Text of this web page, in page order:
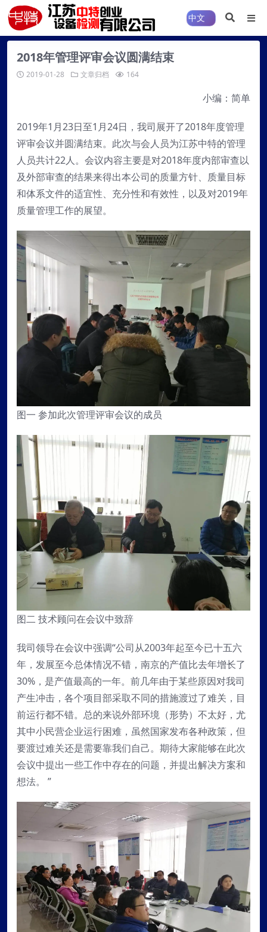
2018年管理评审会议圆满结束
2019-01-28 文章归档 164
小编：简单
2019年1月23日至1月24日，我司展开了2018年度管理
评审会议并圆满结束。此次与会人员为江苏中特的管理
人员共计22人。会议内容主要是对2018年度内部审查以
及外部审查的结果来得出本公司的质量方针、质量目标
和体系文件的适宜性、充分性和有效性，以及对2019年
质量管理工作的展望。
图一 参加此次管理评审会议的成员
图二 技术顾问在会议中致辞
我司领导在会议中强调“公司从2003年起至今已十五六
年，发展至今总体情况不错，南京的产值比去年增长了
30%，是产值最高的一年。前几年由于某些原因对我司
产生冲击，各个项目部采取不同的措施渡过了难关，目
前运行都不错。总的来说外部环境（形势）不太好，尤
其中小民营企业运行困难，虽然国家发布各种政策，但
要渡过难关还是需要靠我们自己。期待大家能够在此次
会议中提出一些工作中存在的问题，并提出解决方案和
想法。 ”